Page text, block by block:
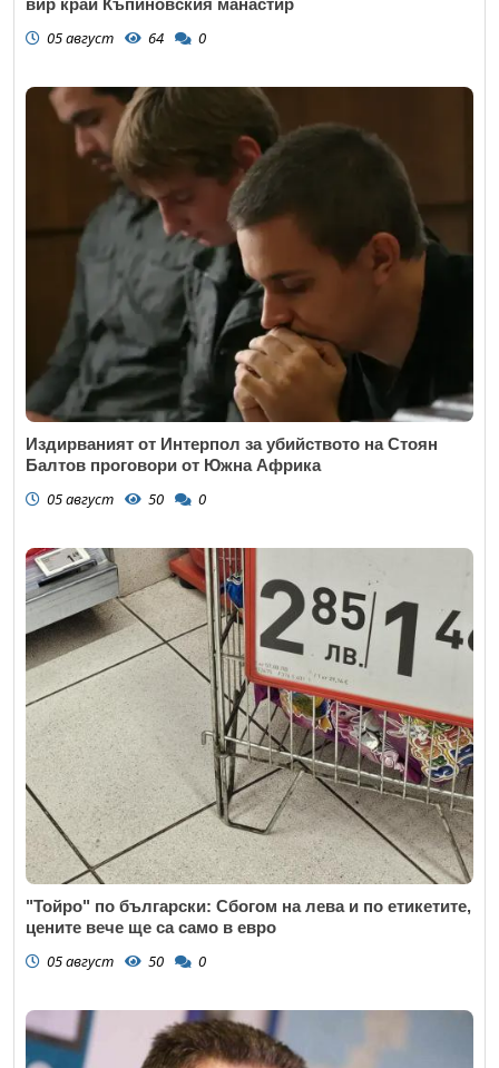
05 август 64 0
Издирваният от Интерпол за убийството на Стоян
Балтов проговори от Южна Африка
05 август 50 0
"Тойро" по български: Сбогом на лева и по етикетите,
цените вече ще са само в евро
05 август 50 0